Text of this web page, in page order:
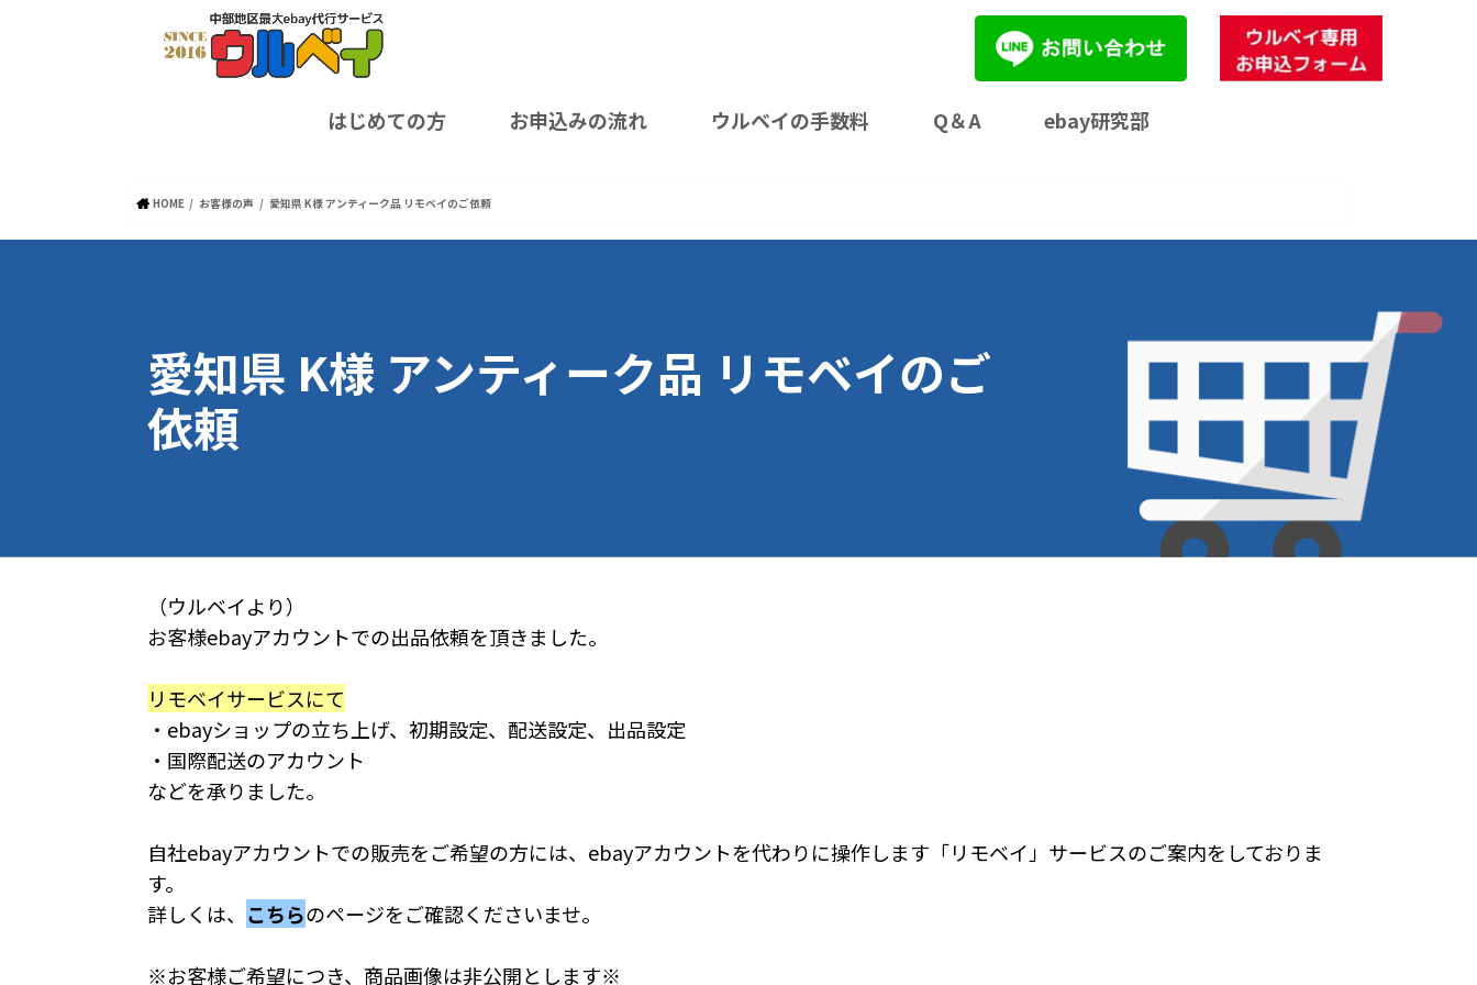
はじめての方 お申込みの流れ ウルベイの手数料 Q＆A ebay研究部
HOME お客様の声 愛知県 K様 アンティーク品 リモベイのご依頼
愛知県 K様 アンティーク品 リモベイのご
依頼
（ウルベイより）
お客様ebayアカウントでの出品依頼を頂きました。
リモベイサービスにて
・ebayショップの立ち上げ、初期設定、配送設定、出品設定
・国際配送のアカウント
などを承りました。
自社ebayアカウントでの販売をご希望の方には、ebayアカウントを代わりに操作します「リモベイ」サービスのご案内をしておりま
す。
詳しくは、 こちらのページをご確認くださいませ。
※お客様ご希望につき、商品画像は非公開とします※